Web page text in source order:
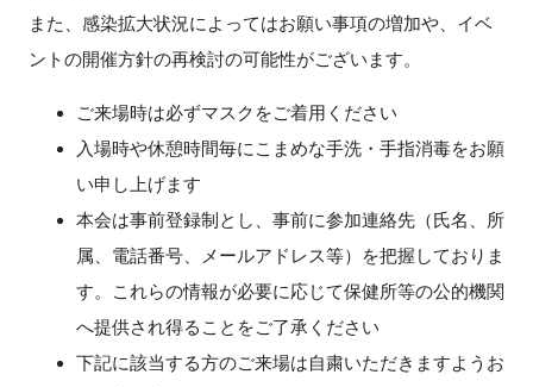
また、感染拡大状況によってはお願い事項の増加や、イベ
ントの開催方針の再検討の可能性がございます。
ご来場時は必ずマスクをご着用ください
入場時や休憩時間毎にこまめな手洗・手指消毒をお願
い申し上げます
本会は事前登録制とし、事前に参加連絡先（氏名、所
属、電話番号、メールアドレス等）を把握しておりま
す。これらの情報が必要に応じて保健所等の公的機関
へ提供され得ることをご了承ください
下記に該当する方のご来場は自粛いただきますようお